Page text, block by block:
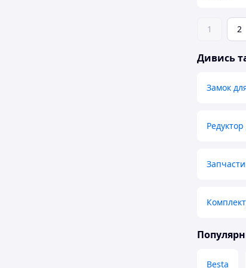
1 2
Дивись
Замок
Besta